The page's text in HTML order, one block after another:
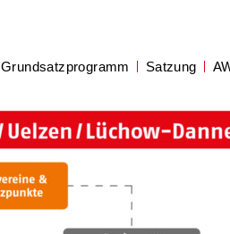
Grundsatzprogramm Satzung